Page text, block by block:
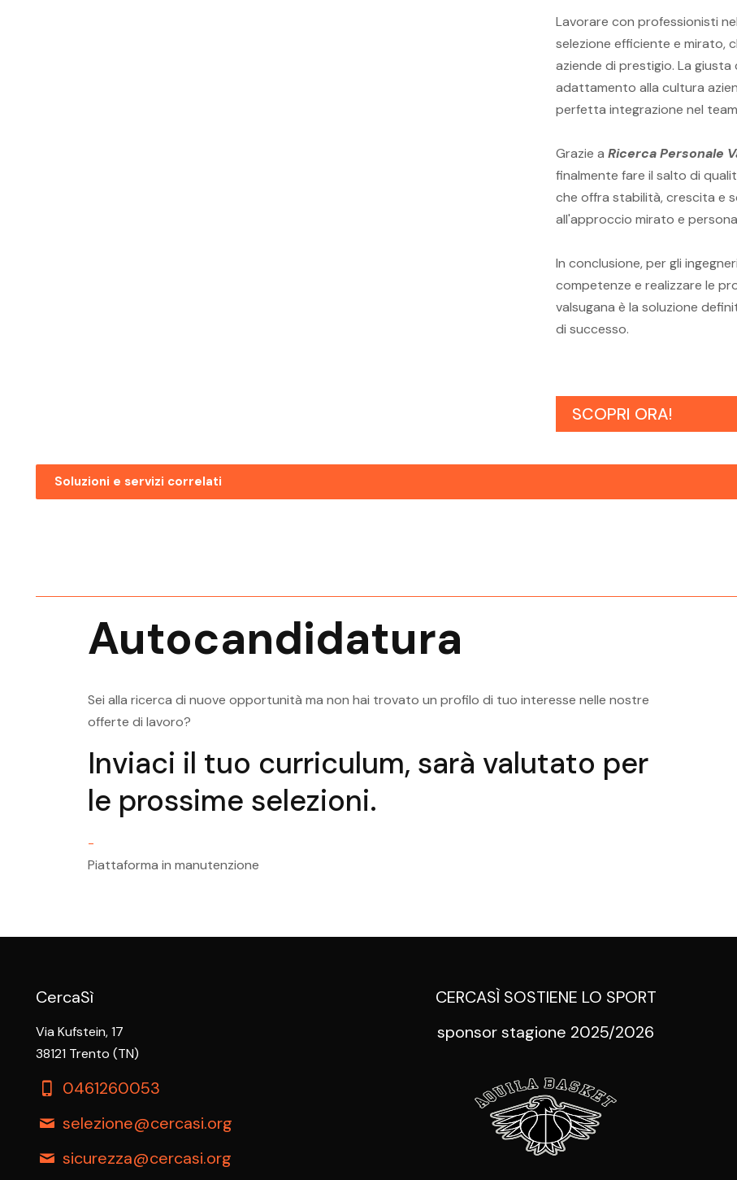
Lavorare con professionisti
selezione efficiente e mirato,
aziende di prestigio. La
adattamento alla cultura
perfetta integrazione nel
Grazie a Ricerca Personale
finalmente fare il salto di
che offra stabilità, crescita e
all'approccio mirato e
In conclusione, per gli
competenze e realizzare le
valsugana è la soluzione
di successo.
SCOPRI ORA!
Soluzioni e servizi correlati
Ricerca Personale Mezzolombardo
Ricerca Personale Pergine Valsugana
Ricerca Personale Rovereto
Ricerca Personale Trento Ingegnere
Autocandidatura
Sei alla ricerca di nuove opportunità ma non hai trovato un profilo di tuo interesse nelle nostre
offerte di lavoro?
Inviaci il tuo curriculum, sarà valutato per
le prossime selezioni.
-
Piattaforma in manutenzione
CercaSì
Via Kufstein, 17
38121 Trento (TN)
0461260053
selezione@cercasi.org
sicurezza@cercasi.org
CERCASÌ SOSTIENE LO SPORT
sponsor stagione 2025/2026